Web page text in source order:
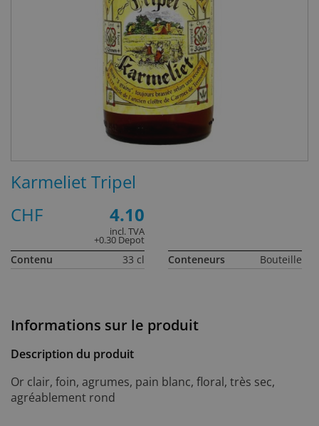
Informations sur le produit
Description du produit
Or clair, foin, agrumes, pain blanc, floral, très sec,
agréablement rond
Karmeliet Tripel
CHF
4.10
incl. TVA
+0.30 Depot
Contenu 33 cl Conteneurs Bouteille